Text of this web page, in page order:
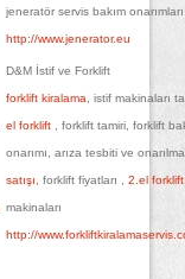
jeneratör servis bakım onarımları
http://www.jenerator.eu
D&M İstif ve Forklift
forklift kiralama , istif makinaları
el forklift, forklift tamiri, forklift
onarımı, arıza tesbiti ve
satışı , forklift fiyatları , 2.el forklift
makinaları
http://